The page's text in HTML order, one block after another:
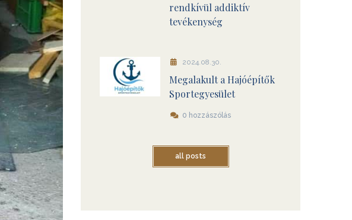
rendkívül addiktív
tevékenység
2024.08.30.
Megalakult a Hajóépítők
Sportegyesület
0 hozzászólás
all posts